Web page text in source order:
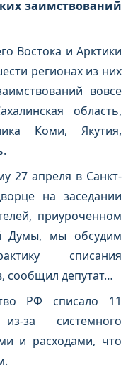
заимствований
Востока и Арктики
регионах из них
вовсе
область,
Коми, Якутия,
27 апреля в Санкт-
на заседании
приуроченном
Думы, мы обсудим
списания
сообщил депутат…
РФ списало 11
за системного
и расходами, что